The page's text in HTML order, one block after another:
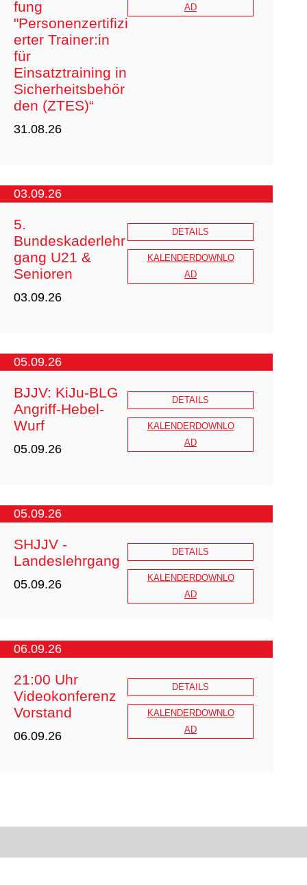
Trainer C BS.pdf
Befürwortung des Vereins.docx
Meldebogen Trainer C.xlsx
hutzbeauftragter_2026_ZOOM_I.pdf
fung
"Personenzertifizi
erter Trainer:in
für
Einsatztraining in
Sicherheitsbehör
den (ZTES)“
31.08.26
20260618_Ausschreibung_DJJV_TE
S_WIFI_Zertifizierung_neu.pdf
AD
03.09.26
5.
Bundeskaderlehr
gang U21 &
Senioren
03.09.26
DETAILS
KALENDERDOWNLO
AD
05.09.26
BJJV: KiJu-BLG
Angriff-Hebel-
Wurf
05.09.26
DETAILS
20260407_BB_28-
26_Ausschreibung.pdf
KALENDERDOWNLO
AD
05.09.26
SHJJV -
Landeslehrgang
05.09.26
DETAILS
KALENDERDOWNLO
AD
06.09.26
21:00 Uhr
Videokonferenz
Vorstand
06.09.26
DETAILS
KALENDERDOWNLO
AD